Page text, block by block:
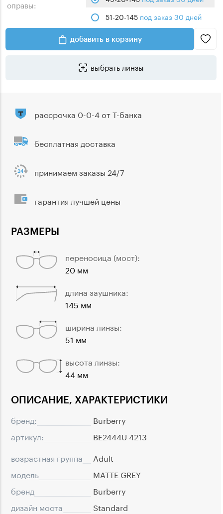
оправы:
51-20-145 под заказ 30 дней
добавить в корзину
выбрать линзы
ОПИСАНИЕ, ХАРАКТЕРИСТИКИ
бренд:
Burberry
артикул:
BE2444U 4213
возрастная группа
Adult
модель
MATTE GREY
бренд
Burberry
дизайн моста
Standard
РАЗМЕРЫ
переносица (мост):
20 мм
длина заушника:
145 мм
ширина линзы:
51 мм
высота линзы:
44 мм
рассрочка 0-0-4 от Т-банка
бесплатная доставка
принимаем заказы 24/7
гарантия лучшей цены